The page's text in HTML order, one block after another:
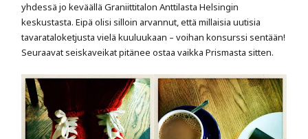
yhdessä jo keväällä Graniittitalon Anttilasta Helsingin
keskustasta. Eipä olisi silloin arvannut, että millaisia uutisia
tavarataloketjusta vielä kuuluukaan – voihan konsurssi sentään!
Seuraavat seiskaveikat pitänee ostaa vaikka Prismasta sitten.